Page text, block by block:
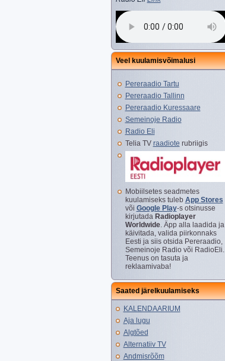
Veel kuulamisvõimalusi
Pereraadio Tartu
Pereraadio Tallinn
Pereraadio Kuressaare
Semeinoje Radio
Radio Eli
Telia TV raadiote rubriigis
Mobiilsetes seadmetes
kuulamiseks tuleb App Stores
või Google Play-s otsinusse
kirjutada Radioplayer
Worldwide. Äpp alla laadida ja
käivitada, valida piirkonnaks
Eesti ja siis otsida Pereraadio,
Semeinoje Radio või RadioEli.
Teenus on tasuta ja
reklaamivaba!
Saated järelkuulamiseks
KALENDAARIUM
Aja lugu
Algtõed
Alternatiiv TV
Andmisrõõm